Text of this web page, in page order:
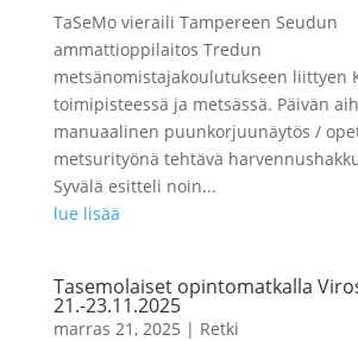
TaSeMo vieraili Tampereen Seudun
ammattioppilaitos Tredun
metsänomistajakoulutukseen liittyen
toimipisteessä ja metsässä. Päivän
manuaalinen puunkorjuunäytös /
metsurityönä tehtävä
Syvälä esitteli noin...
lue lisää
Tasemolaiset opintomatkalla
21.-23.11.2025
marras 21, 2025 | Retki